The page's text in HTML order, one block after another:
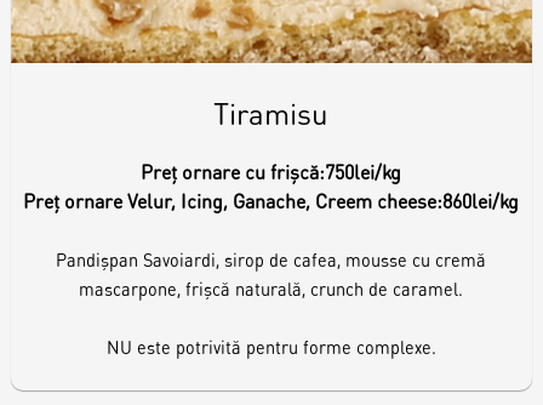
Tiramisu
Preț ornare cu frișcă:750lei/kg
Preț ornare Velur, Icing, Ganache, Creem cheese:860lei/kg
Pandișpan Savoiardi, sirop de cafea, mousse cu cremă
mascarpone, frișcă naturală, crunch de caramel.
NU este potrivită pentru forme complexe.